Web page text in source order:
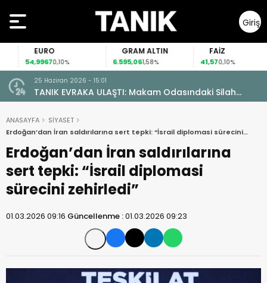
Giriş
Yap
EURO
54,99670,10%
GRAM ALTIN
6.595,061,58% 41,570,10%
25 Haziran 2026 - 15:01
TANIK EVRAKA ULAŞTI: Makam Odasındaki Silah
Ruhsatsız Çıktı!
ANASAYFA
SİYASET
Erdoğan’dan İran saldırılarına sert tepki: “İsrail diplomasi sürecini
zehirledi”
Erdoğan’dan İran saldırılarına
sert tepki: “İsrail diplomasi
sürecini zehirledi”
01.03.2026 09:16 Güncellenme :01.03.2026 09:23